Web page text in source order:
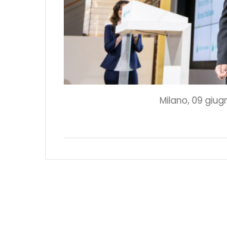
Milano, 09